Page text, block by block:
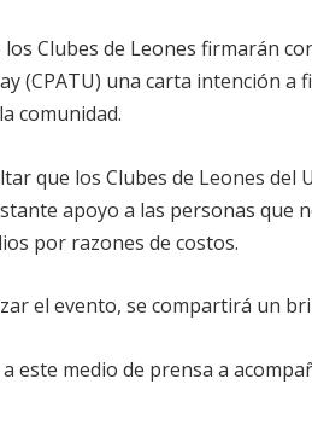
los Clubes de Leones firmarán
(CPATU) una carta intención
comunidad.
que los Clubes de Leones
apoyo a las personas que
por razones de costos.
el evento, se compartirá un
este medio de prensa a